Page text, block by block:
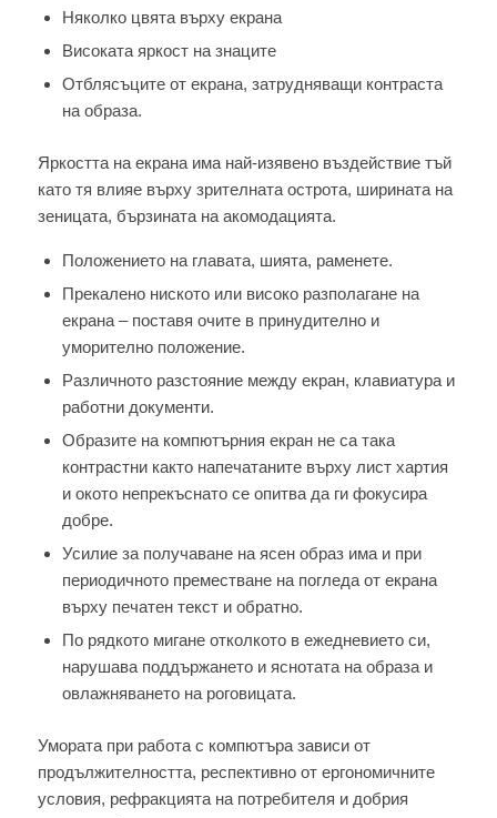
Няколко цвята върху екрана
Високата яркост на знаците
Отблясъците от екрана, затрудняващи контраста
на образа.
Яркостта на екрана има най-изявено въздействие тъй
като тя влияе върху зрителната острота, ширината на
зеницата, бързината на акомодацията.
Положението на главата, шията, раменете.
Прекалено ниското или високо разполагане на
екрана – поставя очите в принудително и
уморително положение.
Различното разстояние между екран, клавиатура и
работни документи.
Образите на компютърния екран не са така
контрастни както напечатаните върху лист хартия
и окото непрекъснато се опитва да ги фокусира
добре.
Усилие за получаване на ясен образ има и при
периодичното преместване на погледа от екрана
върху печатен текст и обратно.
По рядкото мигане отколкото в ежедневието си,
нарушава поддържането и яснотата на образа и
овлажняването на роговицата.
Умората при работа с компютъра зависи от
продължителността, респективно от ергономичните
условия, рефракцията на потребителя и добрия